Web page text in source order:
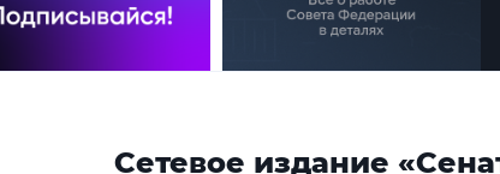
Сетевое издание